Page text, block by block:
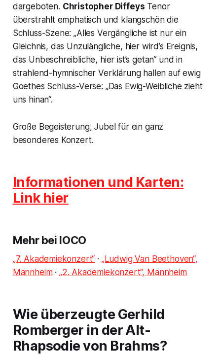
dargeboten. Christopher Diffeys Tenor
überstrahlt emphatisch und klangschön die
Schluss-Szene: „Alles Vergängliche ist nur ein
Gleichnis, das Unzulängliche, hier wird’s Ereignis,
das Unbeschreibliche, hier ist’s getan“ und in
strahlend-hymnischer Verklärung hallen auf ewig
Goethes Schluss-Verse: „Das Ewig-Weibliche zieht
uns hinan“.
Große Begeisterung, Jubel für ein ganz
besonderes Konzert.
Informationen und Karten:
Link hier
Mehr bei IOCO
„7. Akademiekonzert“ · „Ludwig Van Beethoven“,
Mannheim· „2. Akademiekonzert“, Mannheim
Wie überzeugte Gerhild
Romberger in der Alt-
Rhapsodie von Brahms?